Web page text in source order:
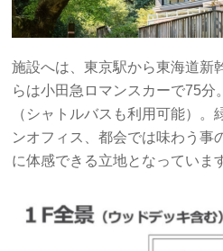
施設へは、東京駅から東海道新
らは小田急ロマンスカーで75分
（シャトルバスも利用可能）。
ンオフィス、都会では味わう事
に体感できる立地となっていま